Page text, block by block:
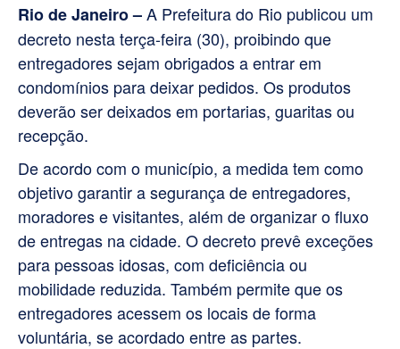
Rio de Janeiro –A Prefeitura do Rio publicou um
decreto nesta terça-feira (30), proibindo que
entregadores sejam obrigados a entrar em
condomínios para deixar pedidos. Os produtos
deverão ser deixados em portarias, guaritas ou
recepção.
De acordo com o município, a medida tem como
objetivo garantir a segurança de entregadores,
moradores e visitantes, além de organizar o fluxo
de entregas na cidade. O decreto prevê exceções
para pessoas idosas, com deficiência ou
mobilidade reduzida. Também permite que os
entregadores acessem os locais de forma
voluntária, se acordado entre as partes.